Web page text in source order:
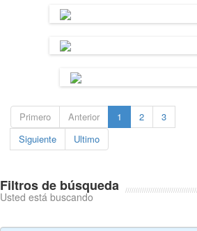
Primero Anterior 1 2
3
Siguiente
Ultimo
Filtros de búsqueda
Usted está buscando